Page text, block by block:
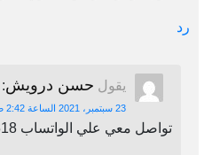
رد
يقول حسن درويش:
23 سبتمبر، 2021 الساعة 2:42 ص
تواصل معي علي الواتساب 00249905364318